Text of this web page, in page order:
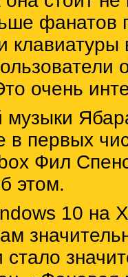
фанатов
очень
в первых
Фил
этом.
10 на